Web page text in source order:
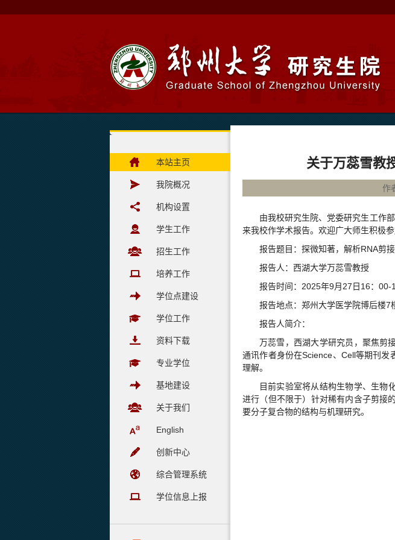
本站主页
我院概况
机构设置
学生工作
招生工作
培养工作
学位点建设
学位工作
资料下载
专业学位
基地建设
关于我们
English
创新中心
综合管理系统
学位信息上报
关于万蕊雪教
作
由我校研究生院、党委研究生工作
来我校作学术报告。欢迎广大师生积极参
报告题目：探微知著，解析RNA剪
报告人：西湖大学万蕊雪教授
报告时间：2025年9月27日16：00-
报告地点：郑州大学医学院博后楼7
报告人简介：
万蕊雪，西湖大学研究员，聚焦剪
通讯作者身份在Science、Cell等期刊发
理解。
目前实验室将从结构生物学、生物
进行（但不限于）针对稀有内含子剪接
要分子复合物的结构与机理研究。